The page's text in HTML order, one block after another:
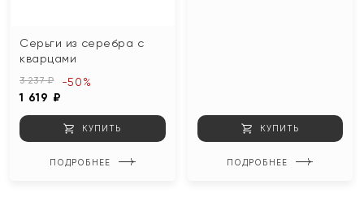
Серьги из серебра с
кварцами
3 237 ₽
1 619 ₽
-50%
КУПИТЬ
ПОДРОБНЕЕ
КУПИТЬ
ПОДРОБНЕЕ